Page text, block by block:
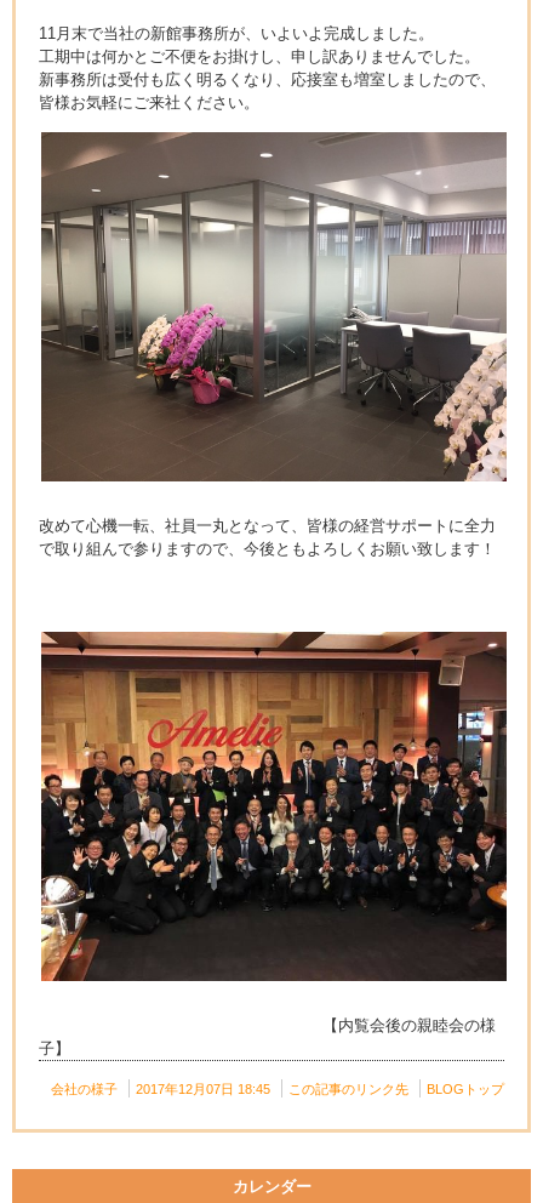
11月末で当社の新館事務所が、いよいよ完成しました。
工期中は何かとご不便をお掛けし、申し訳ありませんでした。
新事務所は受付も広く明るくなり、応接室も増室しましたので、
皆様お気軽にご来社ください。
改めて心機一転、社員一丸となって、皆様の経営サポートに全力
で取り組んで参りますので、今後ともよろしくお願い致します！
【内覧会後の親睦会の様
子】
会社の様子 2017年12月07日 18:45 この記事のリンク先 BLOGトップ
カレンダー